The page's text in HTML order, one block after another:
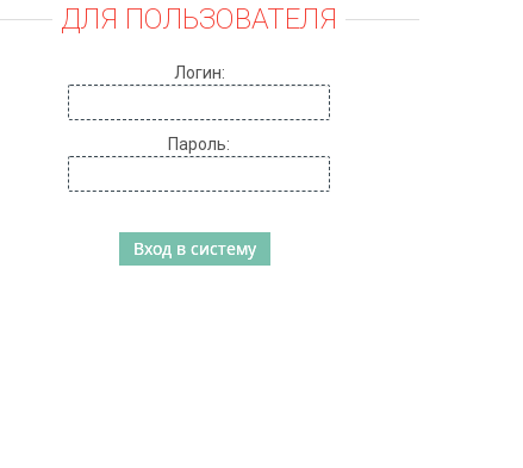
ДЛЯ ПОЛЬЗОВАТЕЛЯ
Логин:
Пароль: